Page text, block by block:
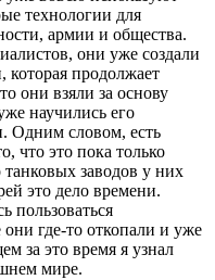
технологии для
армии и общества.
они уже создали
которая продолжает
они взяли за основу
научились его
Одним словом, есть
что это пока только
танковых заводов у них
это дело времени.
пользоваться
где-то откопали и уже
за это время я узнал
мире.